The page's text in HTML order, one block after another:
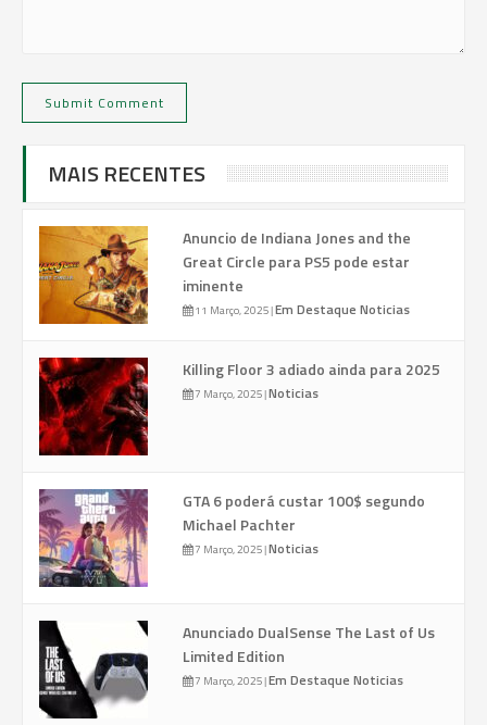
MAIS RECENTES
Anuncio de Indiana Jones and the
Great Circle para PS5 pode estar
iminente
11 Março, 2025|Em Destaque Noticias
Killing Floor 3 adiado ainda para 2025
7 Março, 2025|Noticias
GTA 6 poderá custar 100$ segundo
Michael Pachter
7 Março, 2025|Noticias
Anunciado DualSense The Last of Us
Limited Edition
7 Março, 2025|Em Destaque Noticias